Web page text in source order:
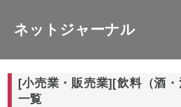
ネットジャーナル
[小売業・販売業][飲料（酒
一覧